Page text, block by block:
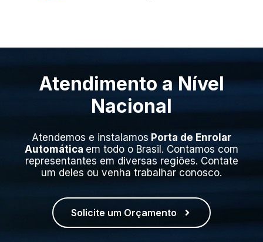
Atendimento a Nível
Nacional
Atendemos e instalamos Porta de Enrolar
Automática em todo o Brasil. Contamos com
representantes em diversas regiões. Contate
um deles ou venha trabalhar conosco.
Solicite um Orçamento